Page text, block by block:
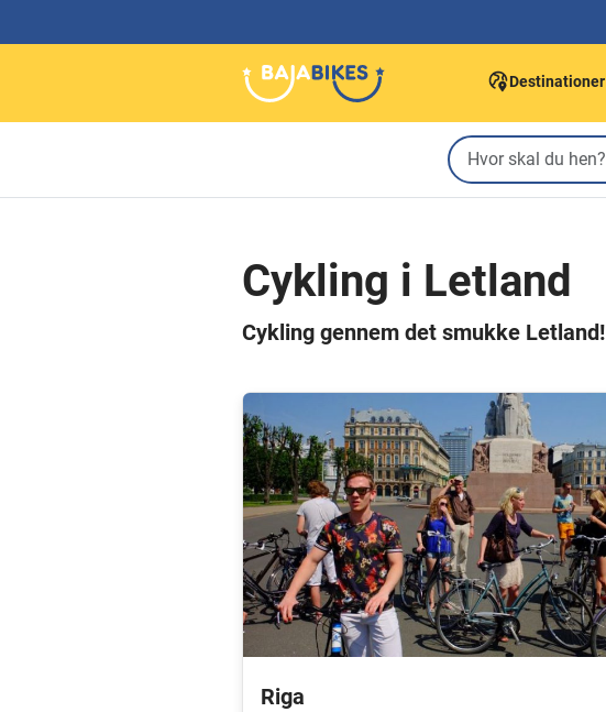
Destinationer
Cykling i Letland
Cykling gennem det smukke Letland!
Riga